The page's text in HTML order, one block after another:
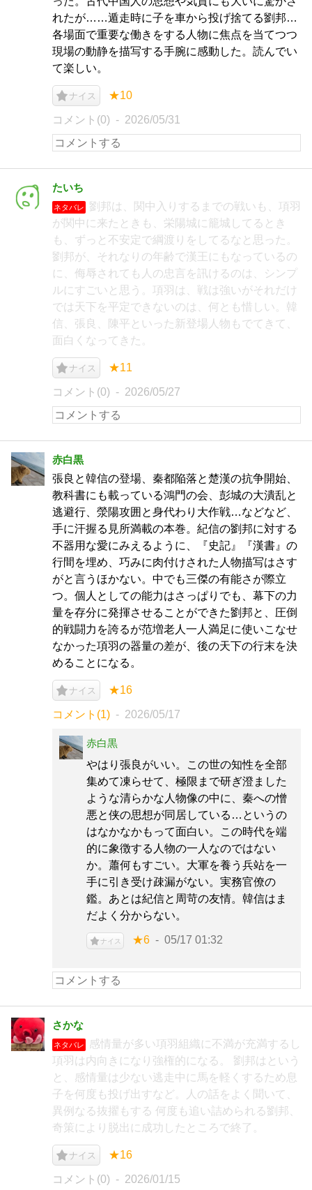
れたが……遁走時に子を車から投げ捨てる劉邦…
各場面で重要な働きをする人物に焦点を当てつつ
現場の動静を描写する手腕に感動した。読んでい
て楽しい。
ナイス ★10
コメント(0) 2026/05/31
たいち
ネタバレ
劉邦は、関中入りするまでの戦いも、項羽
が関中に来たときも、栄陽城に籠城してるとき
も、ずっと不安定で綱渡りをしてるなと思った。
劉邦が、それなりの年齢で漢王にもなっているの
に、侮辱されても人の忠言を訊けるのは、シンプ
ルにすごいと思う。項羽は、戦は強いがそれだけ
では天下を平定できないのは、何とも惜しい。韓
信、張良、陳平といった新登場人物もでてきて、
面白くなってきた。
ナイス ★11
コメント(0) 2026/05/27
赤白黒
張良と韓信の登場、秦都陥落と楚漢の抗争開始、
教科書にも載っている鴻門の会、彭城の大潰乱と
逃避行、滎陽攻囲と身代わり大作戦…などなど、
手に汗握る見所満載の本巻。紀信の劉邦に対する
不器用な愛にみえるように、『史記』『漢書』の
行間を埋め、巧みに肉付けされた人物描写はさす
がと言うほかない。中でも三傑の有能さが際立
つ。個人としての能力はさっぱりでも、幕下の力
量を存分に発揮させることができた劉邦と、圧倒
的戦闘力を誇るが范増老人一人満足に使いこなせ
なかった項羽の器量の差が、後の天下の行末を決
めることになる。
ナイス ★16
コメント(1) 2026/05/17
赤白黒
やはり張良がいい。この世の知性を全部
集めて凍らせて、極限まで研ぎ澄ました
ような清らかな人物像の中に、秦への憎
悪と侠の思想が同居している…というの
はなかなかもって面白い。この時代を端
的に象徴する人物の一人なのではない
か。蕭何もすごい。大軍を養う兵站を一
手に引き受け疎漏がない。実務官僚の
鑑。あとは紀信と周苛の友情。韓信はま
だよく分からない。
ナイス ★6 05/17 01:32
さかな
ネタバレ
感情量が多い項羽組織に不満が充満するし
項羽は内向きになり強権的になる。 劉邦はという
と、感情量は少ない逃走中に馬を軽くするため息
子を何度も投げ出すなど。人の話をよく聞いて、
異例なる抜擢もする 何度も追い詰められる劉邦、
奇策により脱出に成功したところで終了。
ナイス ★16
コメント(0) 2026/01/15